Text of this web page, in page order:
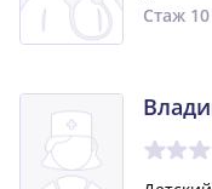
Стаж